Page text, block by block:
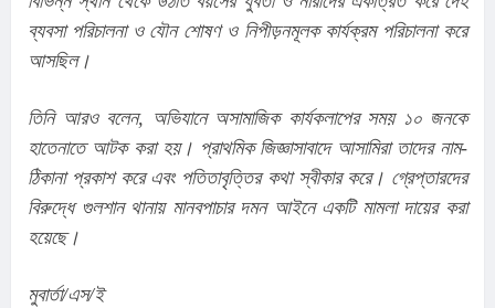
ব্যবসা পরিচালনা ও যৌন শোষণ ও নিপীড়নমূলক কার্যক্রম পরিচালনা করে
আসছিল।
তিনি আরও বলেন, অভিযানে অসামাজিক কার্যকলাপের সময় ১০ জনকে
হাতেনাতে আটক করা হয়। প্রাথমিক জিজ্ঞাসাবাদে আসামিরা তাদের নাম-
ঠিকানা প্রকাশ করে এবং পতিতাবৃত্তির কথা স্বীকার করে। গ্রেপ্তারদের
বিরুদ্ধে গুলশান থানায় মানবপাচার দমন আইনে একটি মামলা দায়ের করা
হয়েছে।
মুবার্তা/এস/ই